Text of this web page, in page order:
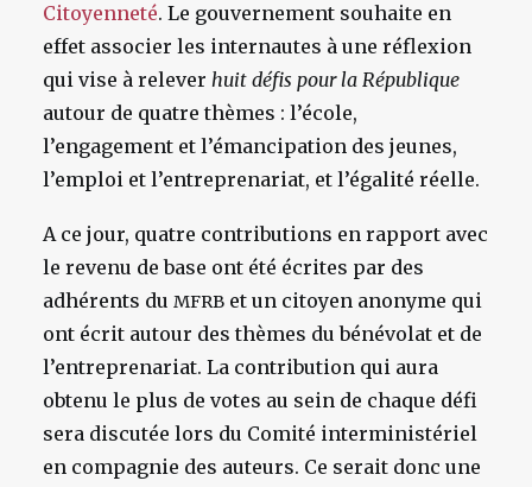
Citoyenneté. Le gouvernement souhaite en
effet associer les internautes à une réflexion
qui vise à relever huit défis pour la République
autour de quatre thèmes : l’école,
l’engagement et l’émancipation des jeunes,
l’emploi et l’entreprenariat, et l’égalité réelle.
A ce jour, quatre contributions en rapport avec
le revenu de base ont été écrites par des
adhérents du MFRB et un citoyen anonyme qui
ont écrit autour des thèmes du bénévolat et de
l’entreprenariat. La contribution qui aura
obtenu le plus de votes au sein de chaque défi
sera discutée lors du Comité interministériel
en compagnie des auteurs. Ce serait donc une